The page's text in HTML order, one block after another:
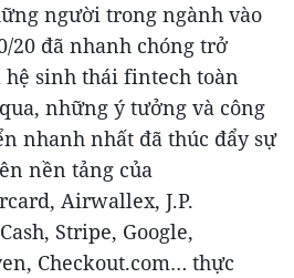
người trong ngành vào
20 đã nhanh chóng trở
sinh thái fintech toàn
những ý tưởng và công
nhanh nhất đã thúc đẩy sự
nền tảng của
Airwallex, J.P.
Stripe, Google,
Checkout.com… thực